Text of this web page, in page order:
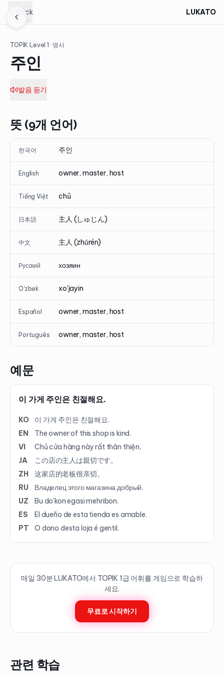
Back LUKATO
TOPIK Level1 · 명사
주인
발음 듣기
뜻 (9개 언어)
한국어 주인
English owner, master, host
Tiếng Việt chủ
日本語 主人 (しゅじん)
中文 主人 (zhǔrén)
Русский хозяин
O'zbek xo'jayin
Español owner, master, host
Português owner, master, host
예문
이 가게 주인은 친절해요.
KO
이 가게 주인은 친절해요.
EN
The owner of this shop is kind.
VI
Chủ cửa hàng này rất thân thiện.
JA
この店の主人は親切です。
ZH
这家店的老板很亲切。
RU
Владелец этого магазина добрый.
UZ
Bu do'kon egasi mehribon.
ES
El dueño de esta tienda es amable.
PT
O dono desta loja é gentil.
매일 30분 LUKATO에서 TOPIK 1급 어휘를 게임으로 학습하
세요.
무료로 시작하기
관련 학습